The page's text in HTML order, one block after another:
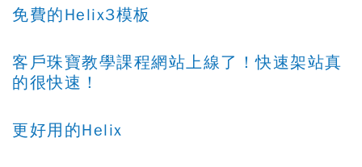
免費的Helix3模板
客戶珠寶教學課程網站上線了！快速架站真
的很快速！
更好用的Helix